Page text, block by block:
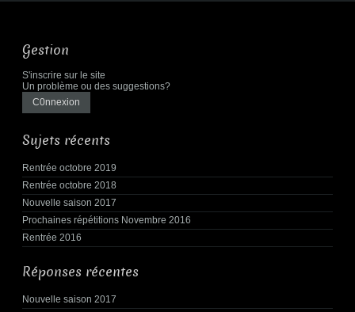
Gestion
S'inscrire sur le site
Un problème ou des suggestions?
Sujets récents
Rentrée octobre 2019
Rentrée octobre 2018
Nouvelle saison 2017
Prochaines répétitions Novembre 2016
Rentrée 2016
Réponses récentes
Nouvelle saison 2017